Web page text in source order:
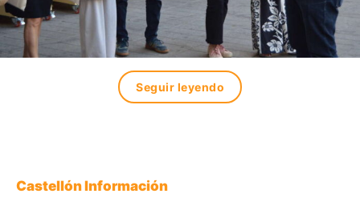
Seguir leyendo
Castellón Información